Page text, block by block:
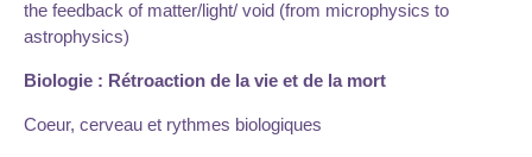
the feedback of matter/light/ void (from microphysics to
astrophysics)
Biologie : Rétroaction de la vie et de la mort
Coeur, cerveau et rythmes biologiques